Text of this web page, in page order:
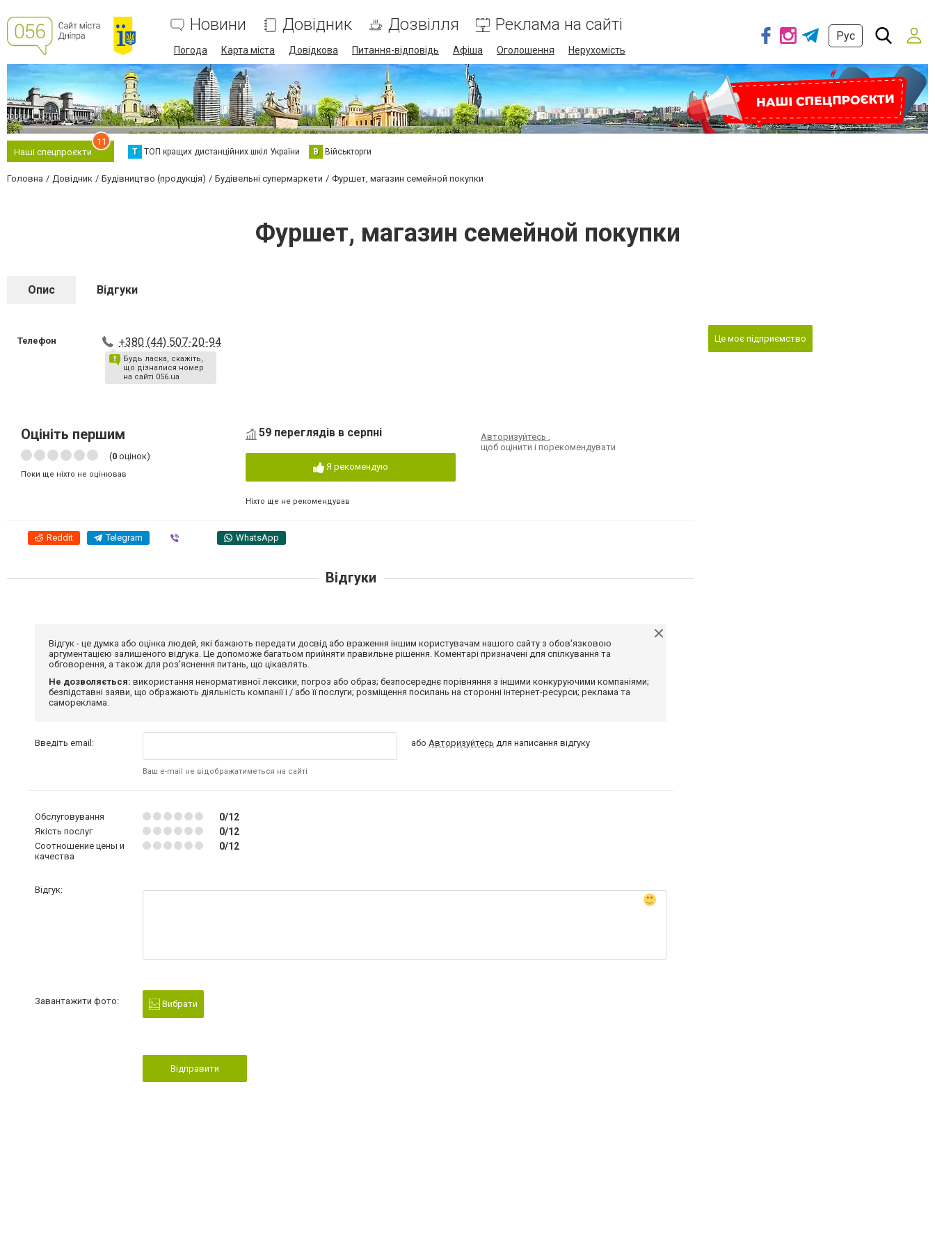
Новини Довідник Дозвілля Реклама на сайті
Погода Карта міста Довідкова Питання-відповідь Афіша Оголошення Нерухомість
Рус
Наші спецпроєкти
11
Т ТОП кращих дистанційних шкіл України В Військторги
Головна Довідник Будівництво (продукція) Будівельні супермаркети Фуршет, магазин семейной покупки
Фуршет, магазин семейной покупки
Опис Відгуки
Телефон +380 (44) 507-20-94
Будь ласка, скажіть,
що дізналися номер
на сайті 056.ua
Оцініть першим
(0 оцінок)
Поки ще ніхто не оцінював
59 переглядів в серпні
Я рекомендую
Ніхто ще не рекомендував
Авторизуйтесь,
щоб оцінити і порекомендувати
Reddit Telegram WhatsApp
Це моє підприємство
Відгуки
Відгук - це думка або оцінка людей, які бажають передати досвід або враження іншим користувачам нашого сайту з обов'язковою
аргументацією залишеного відгука. Це допоможе багатьом прийняти правильне рішення. Коментарі призначені для спілкування та
обговорення, а також для роз'яснення питань, що цікавлять.
Не дозволяється: використання ненормативної лексики, погроз або образ; безпосереднє порівняння з іншими конкуруючими компаніями;
безпідставні заяви, що ображають діяльність компанії і / або її послуги; розміщення посилань на сторонні інтернет-ресурси; реклама та
самореклама.
Введіть email:
Ваш e-mail не відображатиметься на сайті
або Авторизуйтесь для написання відгуку
Обслуговування 0/12
Якість послуг 0/12
Соотношение цены и
качества
0/12
Відгук:
Завантажити фото: Вибрати
Відправити